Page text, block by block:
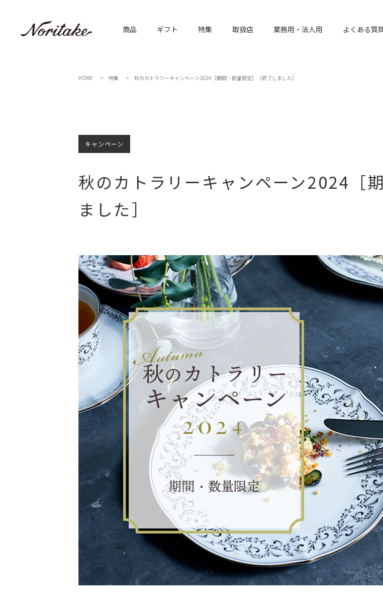
商品 ギフト 特集 取扱店 業務用・法人用 よくある質
HOME 特集 秋のカトラリーキャンペーン2024［期間・数量限定］［終了しました］
キャンペーン
秋のカトラリーキャンペーン2024［
ました］